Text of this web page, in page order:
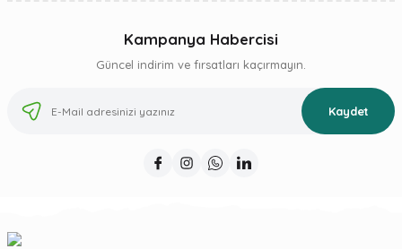
Kampanya Habercisi
Güncel indirim ve fırsatları kaçırmayın.
Kaydet